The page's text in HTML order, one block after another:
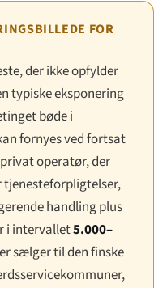
FOR
der ikke opfylder
typiske eksponering
bøde i
fornyes ved fortsat
operatør, der
tjenesteforpligtelser,
handling plus
i intervallet5.000–
sælger til den finske